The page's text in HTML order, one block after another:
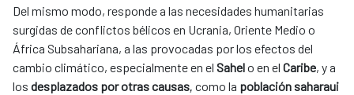
Del mismo modo, responde a las necesidades humanitarias
surgidas de conflictos bélicos en Ucrania, Oriente Medio o
África Subsahariana, a las provocadas por los efectos del
cambio climático, especialmente en el Sahelo en el Caribe, y a
los desplazados por otras causas, como la población saharaui